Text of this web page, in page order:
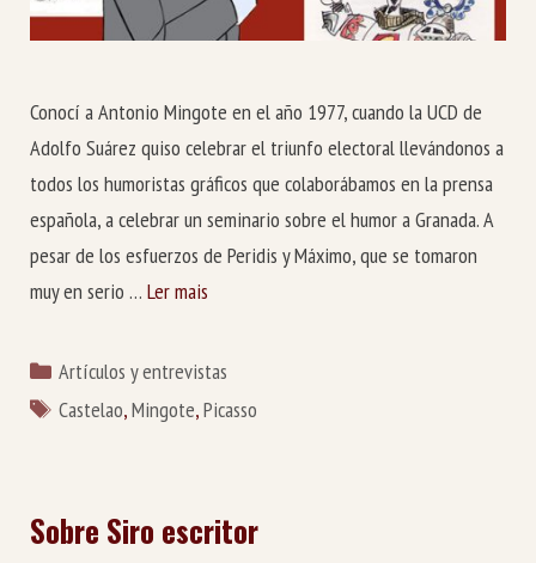
Conocí a Antonio Mingote en el año 1977, cuando la UCD de
Adolfo Suárez quiso celebrar el triunfo electoral llevándonos a
todos los humoristas gráficos que colaborábamos en la prensa
española, a celebrar un seminario sobre el humor a Granada. A
pesar de los esfuerzos de Peridis y Máximo, que se tomaron
muy en serio … Ler mais
Categorías
Artículos y entrevistas
Etiquetas
Castelao,Mingote,Picasso
Sobre Siro escritor